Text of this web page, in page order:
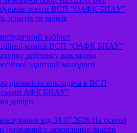
освіти ВСП “ОАФК БНАУ”
іспитів та заліків
кабінет
комісії ВСП “ОАФК БНАУ”
рейтингу викладача
адаптації молодого
діяльність викладача в ВСП
АФК БНАУ”
довіри
від 30.07.2026 На основі
замовлення /кошти